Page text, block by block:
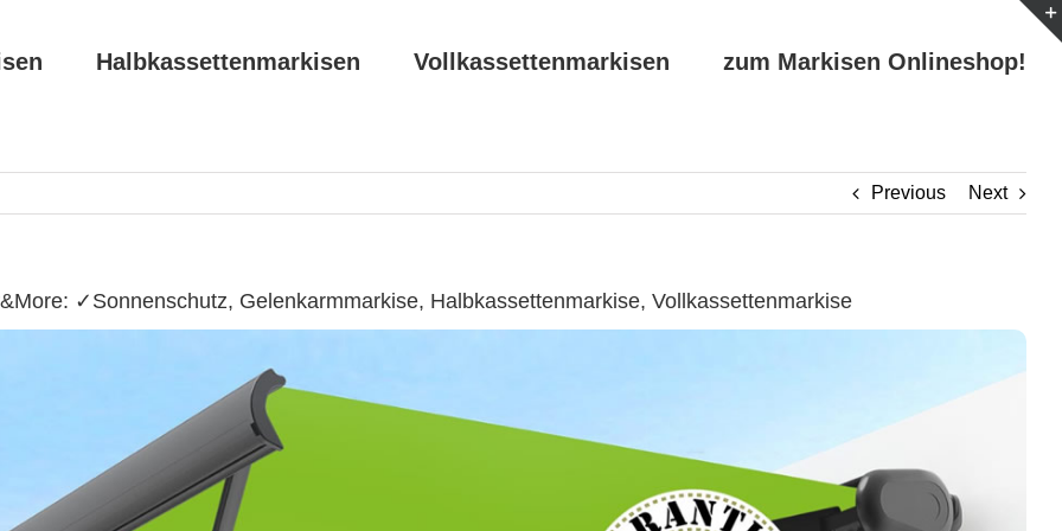
Halbkassettenmarkisen Vollkassettenmarkisen zum Markisen Onlineshop!
Previous Next
✓Sonnenschutz, Gelenkarmmarkise, Halbkassettenmarkise, Vollkassettenmarkise